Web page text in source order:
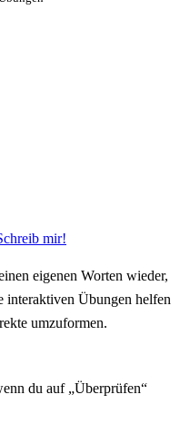
mir!
eigenen Worten wieder,
interaktiven Übungen helfen
umzuformen.
du auf „Überprüfen“